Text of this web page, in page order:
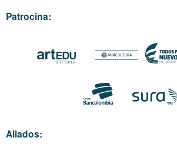
Patrocina:
Aliados: